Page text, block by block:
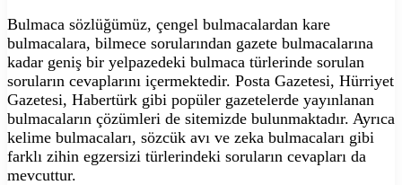
Bulmaca sözlüğümüz, çengel bulmacalardan kare
bulmacalara, bilmece sorularından gazete bulmacalarına
kadar geniş bir yelpazedeki bulmaca türlerinde sorulan
soruların cevaplarını içermektedir. Posta Gazetesi, Hürriyet
Gazetesi, Habertürk gibi popüler gazetelerde yayınlanan
bulmacaların çözümleri de sitemizde bulunmaktadır. Ayrıca
kelime bulmacaları, sözcük avı ve zeka bulmacaları gibi
farklı zihin egzersizi türlerindeki soruların cevapları da
mevcuttur.